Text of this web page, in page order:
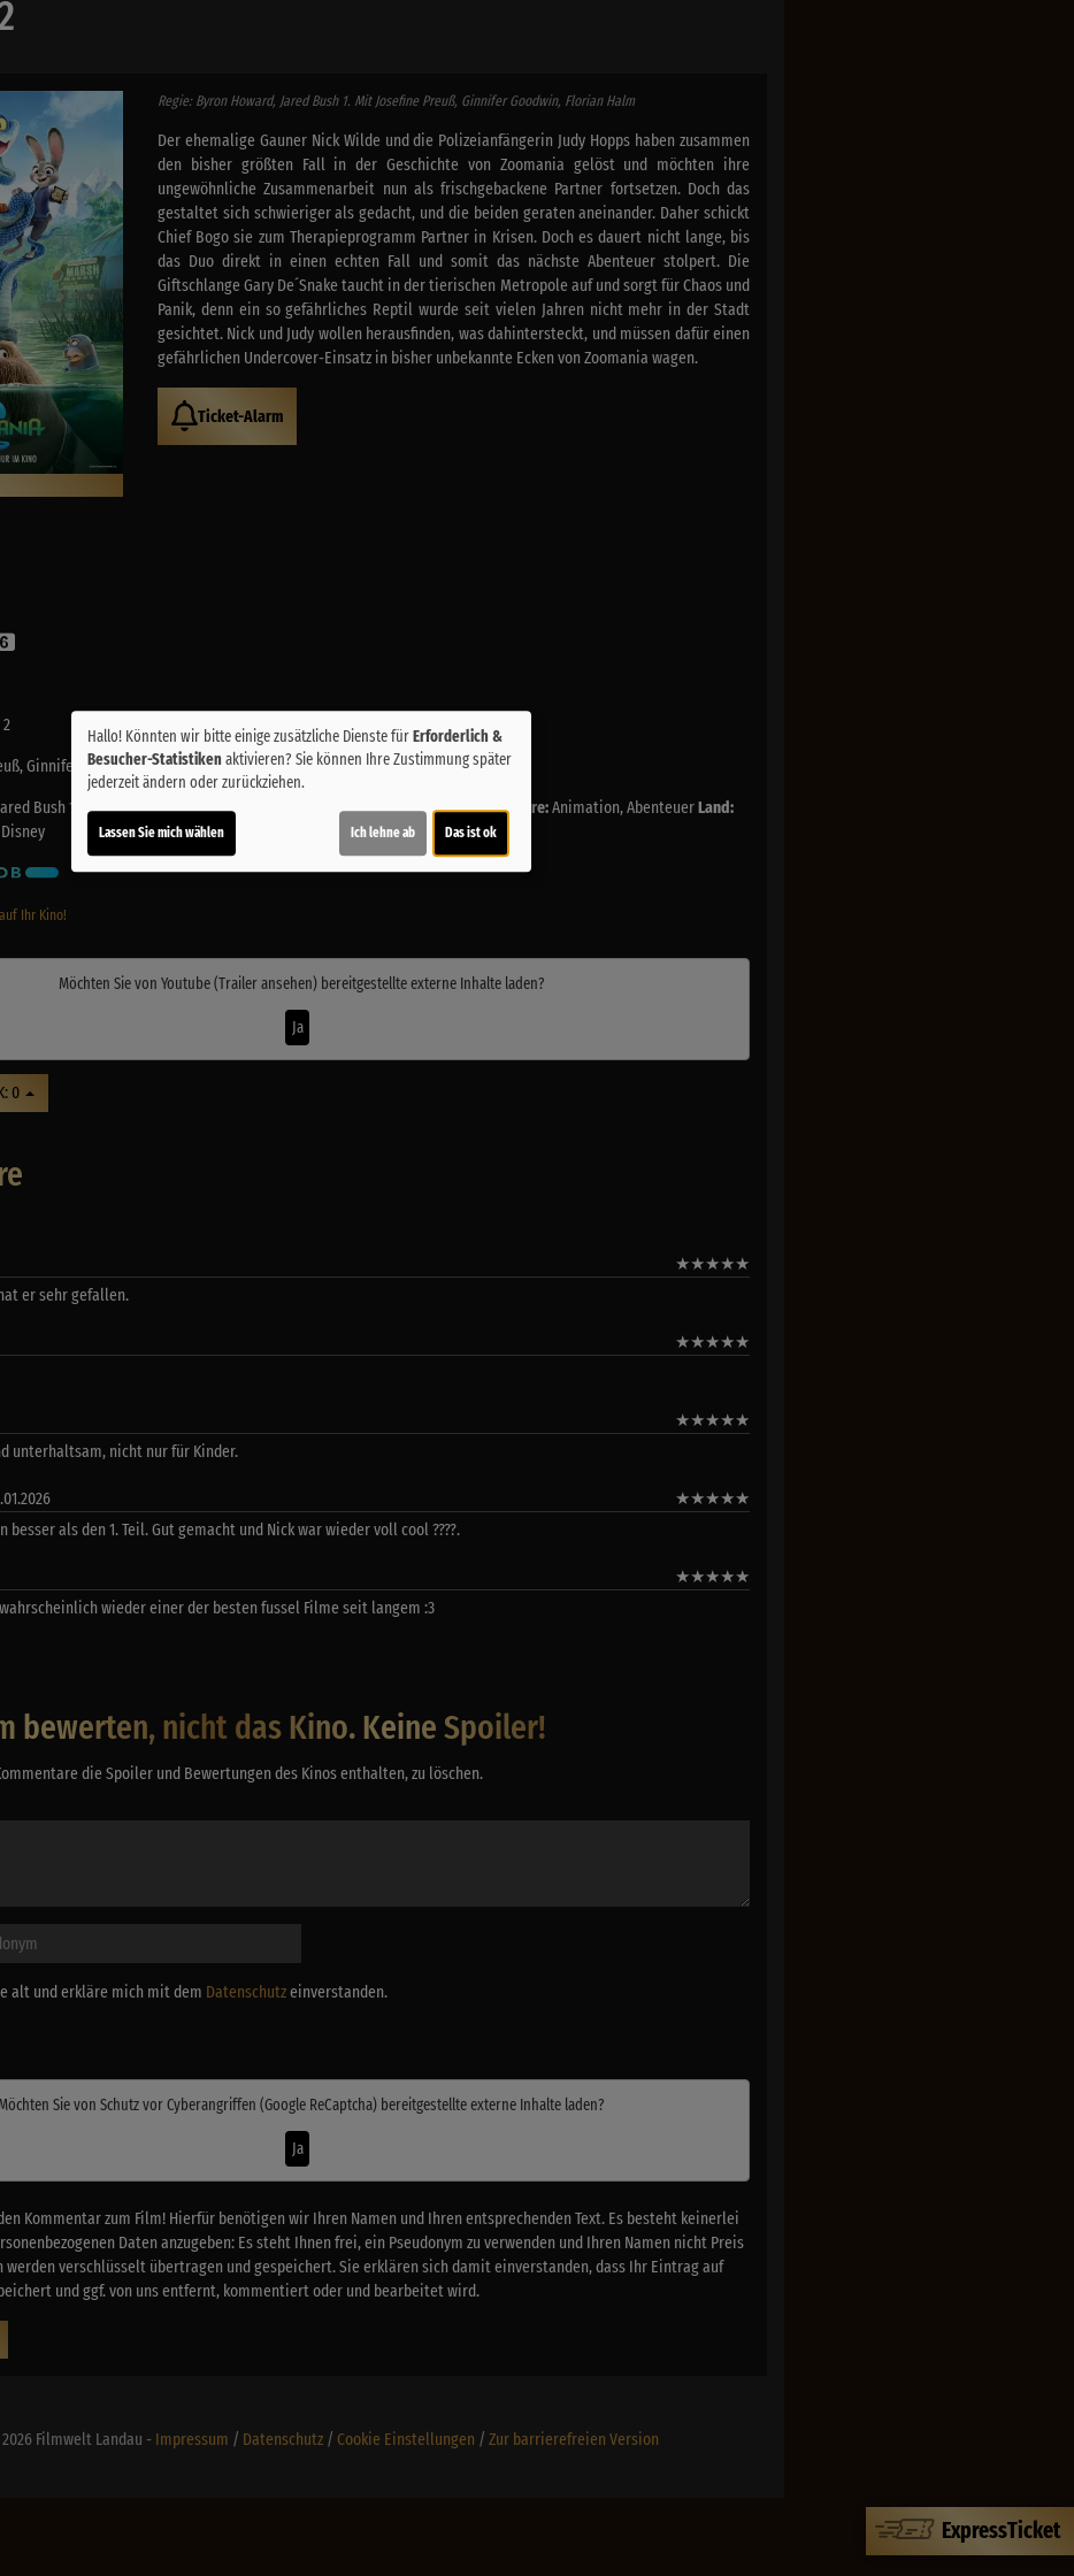
ExpressTicket
Regie: Byron Howard, Jared Bush 1. Mit Josefine Preuß, Ginnifer Goodwin, Florian Halm
Der ehemalige Gauner Nick Wilde und die Polizeianfängerin Judy Hopps haben zusammen
den bisher größten Fall in der Geschichte von Zoomania gelöst und möchten ihre
ungewöhnliche Zusammenarbeit nun als frischgebackene Partner fortsetzen. Doch das
gestaltet sich schwieriger als gedacht, und die beiden geraten aneinander. Daher schickt
Chief Bogo sie zum Therapieprogramm Partner in Krisen. Doch es dauert nicht lange, bis
das Duo direkt in einen echten Fall und somit das nächste Abenteuer stolpert. Die
Giftschlange Gary De´Snake taucht in der tierischen Metropole auf und sorgt für Chaos und
Panik, denn ein so gefährliches Reptil wurde seit vielen Jahren nicht mehr in der Stadt
gesichtet. Nick und Judy wollen herausfinden, was dahintersteckt, und müssen dafür einen
gefährlichen Undercover-Einsatz in bisher unbekannte Ecken von Zoomania wagen.
Ticket-Alarm
Ginnifer Goodwin, Florian Halm
Bush 1 Drehbuch:Byron Howard 1, Jared Bush 1 Musik:Michael GiacchinoGenre:Animation, AbenteuerLand:
Ihr Kino!
Möchten Sie von Youtube (Trailer ansehen)bereitgestellte externe Inhalte laden?
Ja
0
★★★★★
er sehr gefallen.
★★★★★
★★★★★
unterhaltsam, nicht nur für Kinder.
★★★★★
besser als den 1. Teil. Gut gemacht und Nick war wieder voll cool ????.
★★★★★
wieder einer der besten fussel Filme seit langem :3
bewerten, nicht das Kino. Keine Spoiler!
die Spoiler und Bewertungen des Kinos enthalten, zu löschen.
alt und erkläre mich mit dem Datenschutzeinverstanden.
Möchten Sie von Schutz vor Cyberangriffen (Google ReCaptcha) bereitgestellte externe Inhalte laden?
Ja
Kommentar zum Film! Hierfür benötigen wir Ihren Namen und Ihren entsprechenden Text. Es besteht keinerlei
Daten anzugeben: Es steht Ihnen frei, ein Pseudonym zu verwenden und Ihren Namen nicht Preis
werden verschlüsselt übertragen und gespeichert. Sie erklären sich damit einverstanden, dass Ihr Eintrag auf
und ggf. von uns entfernt, kommentiert oder und bearbeitet wird.
Filmwelt Landau - Impressum / Datenschutz/ Cookie Einstellungen / Zur barrierefreien Version
Hallo! Könnten wir bitte einige zusätzliche Dienste fürErforderlich &
Besucher-Statistikenaktivieren? Sie können Ihre Zustimmung später
jederzeit ändern oder zurückziehen.
Lassen Sie mich wählen Ich lehne ab Das ist ok